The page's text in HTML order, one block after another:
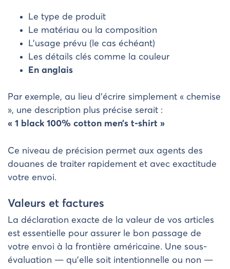
Le type de produit
Le matériau ou la composition
L’usage prévu (le cas échéant)
Les détails clés comme la couleur
En anglais
Par exemple, au lieu d’écrire simplement « chemise
», une description plus précise serait :
« 1 black 100% cotton men’s t-shirt »
Ce niveau de précision permet aux agents des
douanes de traiter rapidement et avec exactitude
votre envoi.
Valeurs et factures
La déclaration exacte de la valeur de vos articles
est essentielle pour assurer le bon passage de
votre envoi à la frontière américaine. Une sous-
évaluation — qu’elle soit intentionnelle ou non —